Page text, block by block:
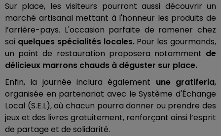
Sur place, les visiteurs pourront aussi découvrir un
marché artisanal mettant à l'honneur les produits de
l’arrière-pays. L'occasion parfaite de ramener chez
soi quelques spécialités locales.Pour les gourmands,
un point de restauration proposera notamment de
délicieux marrons chauds à déguster sur place.
Enfin, la journée inclura également une gratiferia,
organisée en partenariat avec le Système d'Échange
Local (S.E.L), où chacun pourra donner ou prendre des
jeux et des livres gratuitement, renforçant ainsi l’esprit
de partage et de solidarité.